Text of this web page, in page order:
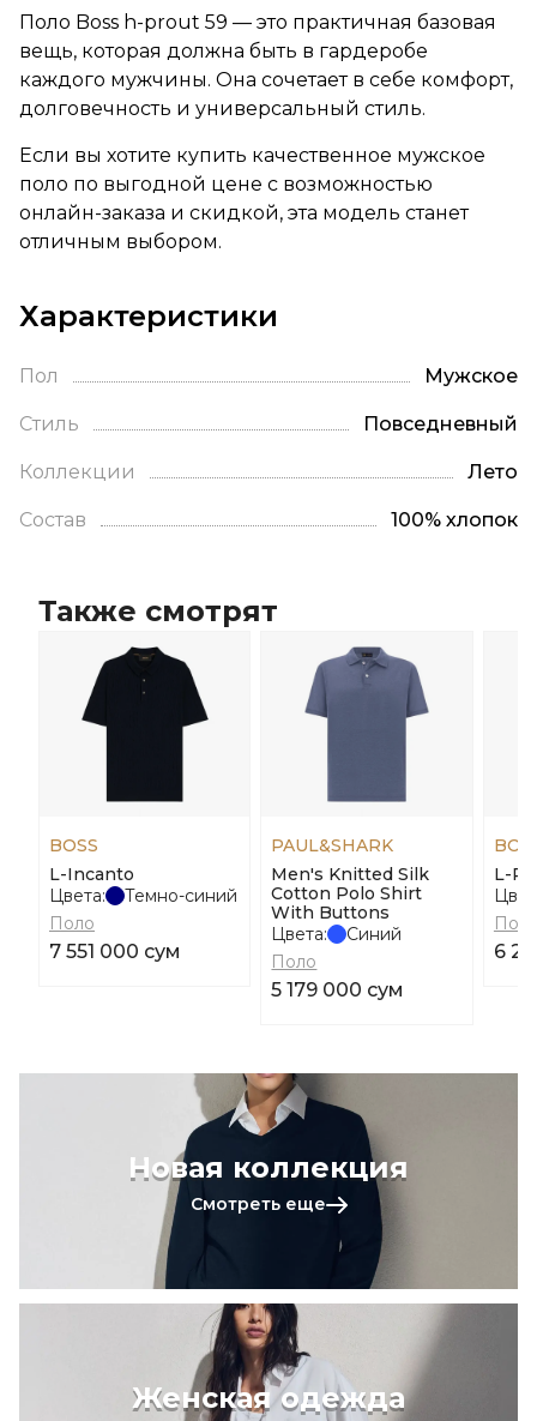
Поло Boss h-prout 59 — это практичная базовая
вещь, которая должна быть в гардеробе
каждого мужчины. Она сочетает в себе комфорт,
долговечность и универсальный стиль.
Если вы хотите купить качественное мужское
поло по выгодной цене с возможностью
онлайн-заказа и скидкой, эта модель станет
отличным выбором.
Характеристики
Пол Мужское
Стиль Повседневный
Коллекции Лето
Состав 100% хлопок
Также смотрят
BOSS
L-Incanto
Цвета:
Темно-синий
Поло
7 551 000 сум
PAUL&SHARK
Men's Knitted Silk
Cotton Polo Shirt
With Buttons
Цвета:
Синий
Поло
5 179 000 сум
L-
6
Новая коллекция
Смотреть еще
Женская одежда